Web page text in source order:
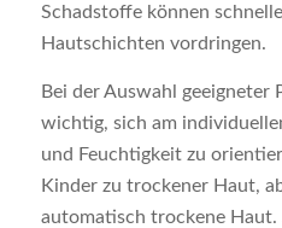
Schadstoffe können
Hautschichten vordringen.
Bei der Auswahl geeigneter
wichtig, sich am
und Feuchtigkeit zu
Kinder zu trockener Haut,
automatisch trockene Haut.